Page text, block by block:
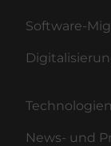
Software-
News- und